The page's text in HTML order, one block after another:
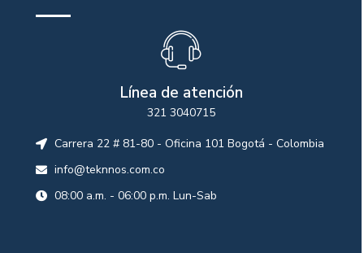
Línea de atención
321 3040715
Carrera 22 # 81-80 - Oficina 101 Bogotá - Colombia
info@teknnos.com.co
08:00 a.m. - 06:00 p.m. Lun-Sab